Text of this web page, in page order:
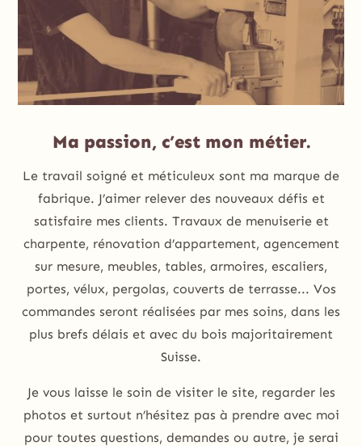
Ma passion, c’est mon métier.
Le travail soigné et méticuleux sont ma marque de
fabrique. J’aimer relever des nouveaux défis et
satisfaire mes clients. Travaux de menuiserie et
charpente, rénovation d’appartement, agencement
sur mesure, meubles, tables, armoires, escaliers,
portes, vélux, pergolas, couverts de terrasse... Vos
commandes seront réalisées par mes soins, dans les
plus brefs délais et avec du bois majoritairement
Suisse.
Je vous laisse le soin de visiter le site, regarder les
photos et surtout n’hésitez pas à prendre avec moi
pour toutes questions, demandes ou autre, je serai